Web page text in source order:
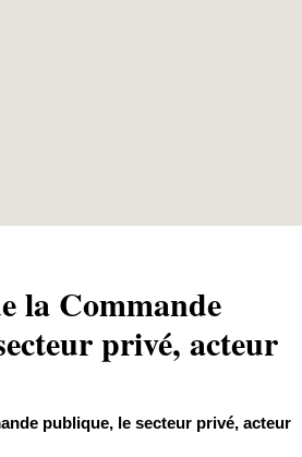
la Commande
privé, acteur
publique, le secteur privé, acteur